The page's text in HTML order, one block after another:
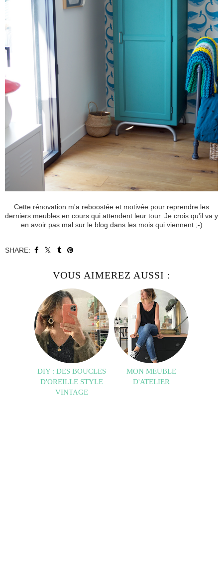
Cette rénovation m'a reboostée et motivée pour reprendre les
derniers meubles en cours qui attendent leur tour. Je crois qu'il va y
en avoir pas mal sur le blog dans les mois qui viennent ;-)
SHARE:
VOUS AIMEREZ AUSSI :
DIY : DES BOUCLES
D'OREILLE STYLE
VINTAGE
MON MEUBLE
D'ATELIER